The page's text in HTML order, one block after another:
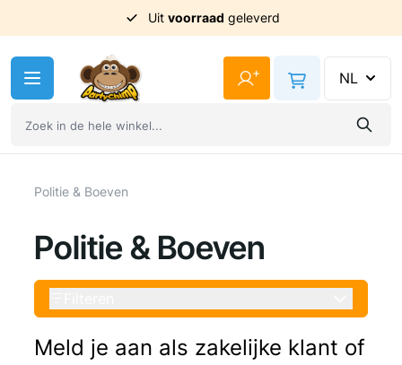
Uit voorraad geleverd
+ NL
Politie & Boeven
Politie & Boeven
Meld je aan als zakelijke klant of